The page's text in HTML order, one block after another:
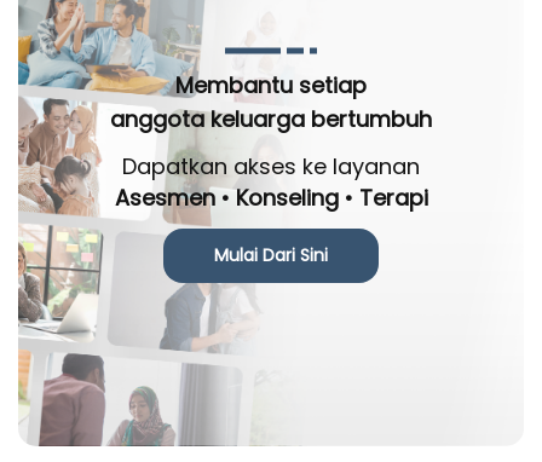
Membantu setiap
anggota keluarga bertumbuh
Dapatkan akses ke layanan
Asesmen • Konseling • Terapi
Mulai Dari Sini